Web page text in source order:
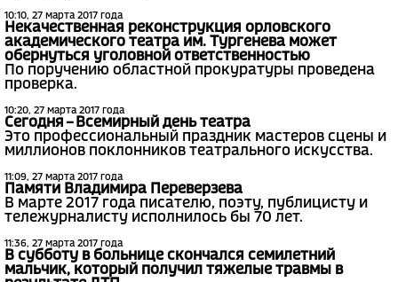
10:10, 27 марта 2017 года
Некачественная реконструкция орловского
академического театра им. Тургенева может
обернуться уголовной ответственностью
По поручению областной прокуратуры проведена
проверка.
10:20, 27 марта 2017 года
Сегодня – Всемирный день театра
Это профессиональный праздник мастеров сцены и
миллионов поклонников театрального искусства.
11:09, 27 марта 2017 года
Памяти Владимира Переверзева
В марте 2017 года писателю, поэту, публицисту и
тележурналисту исполнилось бы 70 лет.
11:36, 27 марта 2017 года
В субботу в больнице скончался семилетний
мальчик, который получил тяжелые травмы в